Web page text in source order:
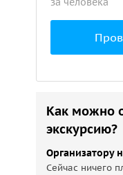
Как можно
экскурсию?
Организатору
Сейчас ничего